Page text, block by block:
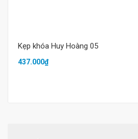
Kẹp khóa Huy Hoàng 05
437.000₫